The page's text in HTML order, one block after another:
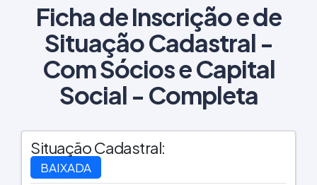
Ficha de Inscrição e de
Situação Cadastral -
Com Sócios e Capital
Social - Completa
Situação Cadastral:
BAIXADA